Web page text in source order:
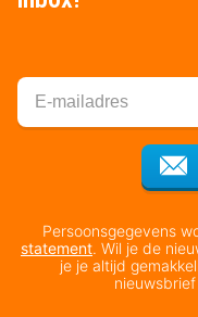
Persoonsgegevens
statement. Wil je de
je je altijd
nieuwsbrief